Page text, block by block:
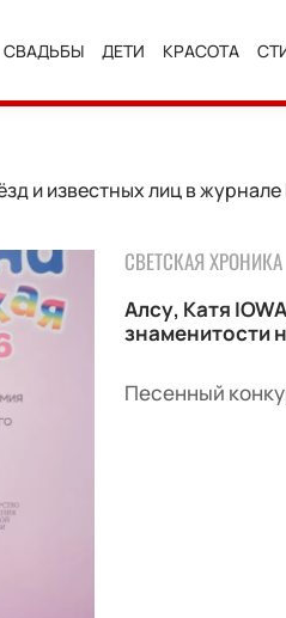
СВАДЬБЫ ДЕТИ КРАСОТА
и известных лиц в
СВЕТСКАЯ ХРОНИКА
Алсу, Катя
знаменитости
Песенный